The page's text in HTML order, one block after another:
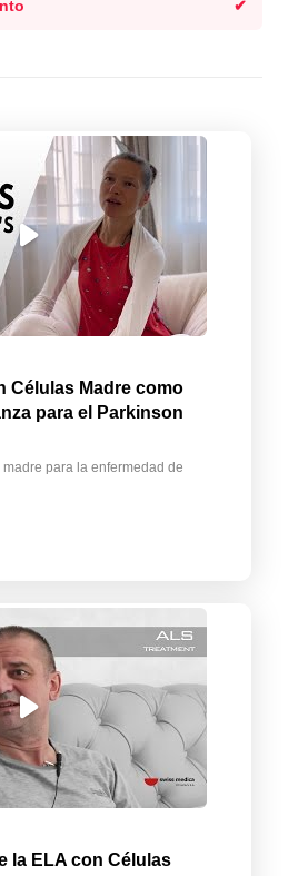
Células Madre como
para el Parkinson
para la enfermedad de
la ELA con Células